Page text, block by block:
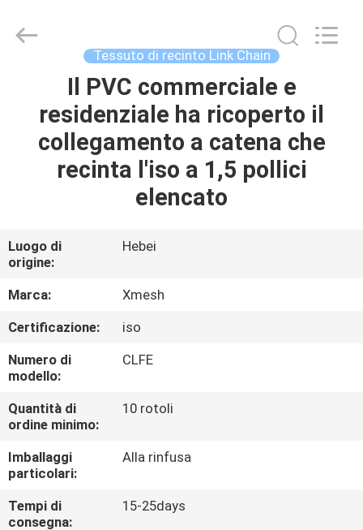
PRODOTTI
GIRO
DELLA
FABBRICA
CONTROLLO
DI
QUALITÀ
CONTATTICI
Mesh
Tessuto di recinto Link Chain
Il PVC commerciale e
residenziale ha ricoperto il
collegamento a catena che
recinta l'iso a 1,5 pollici
elencato
Luogo di
origine:
Hebei
Marca:
Xmesh
Certificazione:
iso
Numero di
modello:
CLFE
Quantità di
ordine minimo:
10 rotoli
Imballaggi
particolari:
Alla rinfusa
Tempi di
consegna:
15-25days